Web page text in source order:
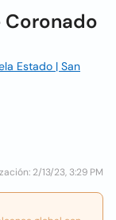
Coronado
Estado | San
2/13/23, 3:29 PM